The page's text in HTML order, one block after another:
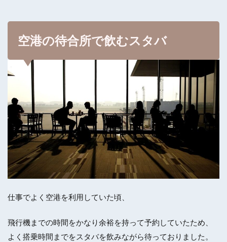
空港の待合所で飲むスタバ
仕事でよく空港を利用していた頃、
飛行機までの時間をかなり余裕を持って予約していたため、
よく搭乗時間までをスタバを飲みながら待っておりました。